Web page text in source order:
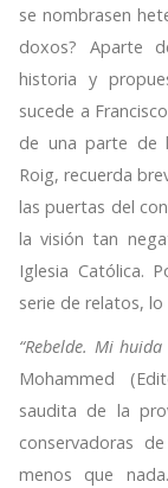
se nombrasen
doxos? Aparte
historia y
sucede a
de una parte de
Roig, recuerda
las puertas del
la visión tan
Iglesia Católica.
serie de relatos, lo
“Rebelde. Mi
Mohammed
saudita de la
conservadoras
menos que